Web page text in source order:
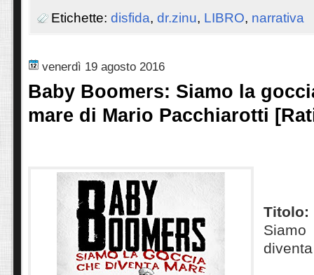
Etichette: disfida, dr.zinu, LIBRO, narrativa
venerdì 19 agosto 2016
Baby Boomers: Siamo la
mare di Mario Pacchiarotti
Titolo: